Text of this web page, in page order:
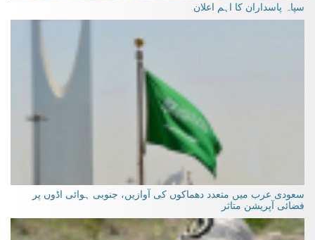
سپاہ پاسداران کا اہم اعلان
سعودی عرب میں متعدد دھماکوں کی آوازیں، جنوبی ہوائی اڈوں پر
فضائی آپریشن متاثر